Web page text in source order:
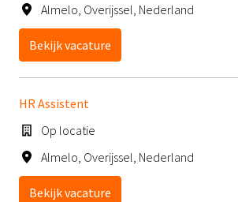
Almelo, Overijssel, Nederland
Bekijk vacature
HR Assistent
Op locatie
Almelo, Overijssel, Nederland
Bekijk vacature